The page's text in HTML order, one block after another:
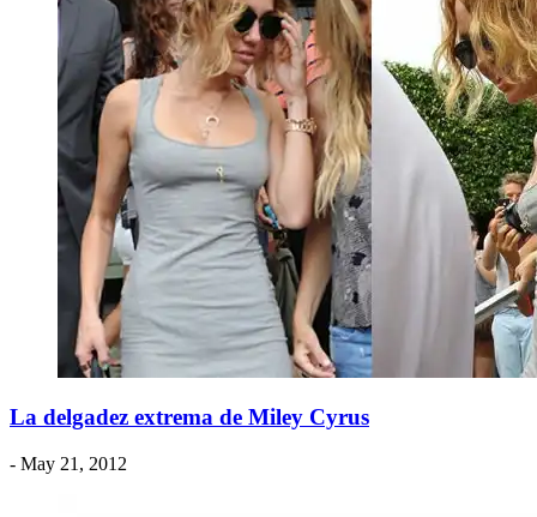
La delgadez extrema de Miley Cyrus
- May 21, 2012